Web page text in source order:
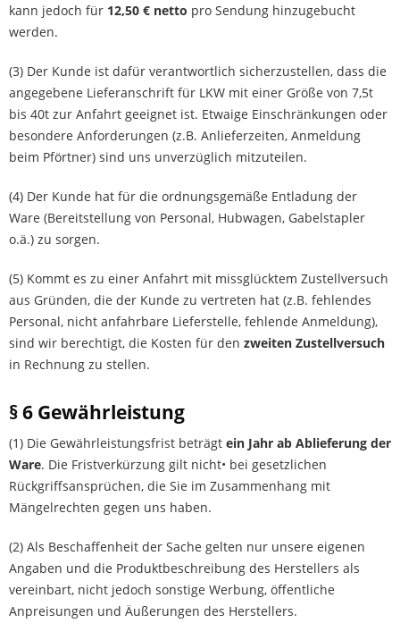
kann jedoch für 12,50 € netto pro Sendung hinzugebucht
werden.
(3) Der Kunde ist dafür verantwortlich sicherzustellen, dass die
angegebene Lieferanschrift für LKW mit einer Größe von 7,5t
bis 40t zur Anfahrt geeignet ist. Etwaige Einschränkungen oder
besondere Anforderungen (z.B. Anlieferzeiten, Anmeldung
beim Pförtner) sind uns unverzüglich mitzuteilen.
(4) Der Kunde hat für die ordnungsgemäße Entladung der
Ware (Bereitstellung von Personal, Hubwagen, Gabelstapler
o.ä.) zu sorgen.
(5) Kommt es zu einer Anfahrt mit missglücktem Zustellversuch
aus Gründen, die der Kunde zu vertreten hat (z.B. fehlendes
Personal, nicht anfahrbare Lieferstelle, fehlende Anmeldung),
sind wir berechtigt, die Kosten für den zweiten Zustellversuch
in Rechnung zu stellen.
§ 6 Gewährleistung
(1) Die Gewährleistungsfrist beträgt ein Jahr ab Ablieferung der
Ware. Die Fristverkürzung gilt nicht• bei gesetzlichen
Rückgriffsansprüchen, die Sie im Zusammenhang mit
Mängelrechten gegen uns haben.
(2) Als Beschaffenheit der Sache gelten nur unsere eigenen
Angaben und die Produktbeschreibung des Herstellers als
vereinbart, nicht jedoch sonstige Werbung, öffentliche
Anpreisungen und Äußerungen des Herstellers.